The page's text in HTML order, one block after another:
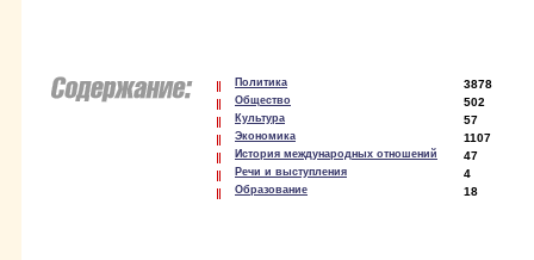
Политика 3878
Общество 502
Культура 57
Экономика 1107
История международных отношений 47
Речи и выступления 4
Образование 18